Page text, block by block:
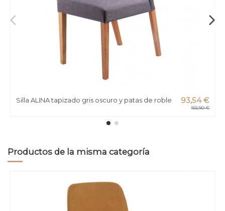
Silla ALINA tapizado gris oscuro y patas de roble 93,54 €
155,90 €
Productos de la misma categoría